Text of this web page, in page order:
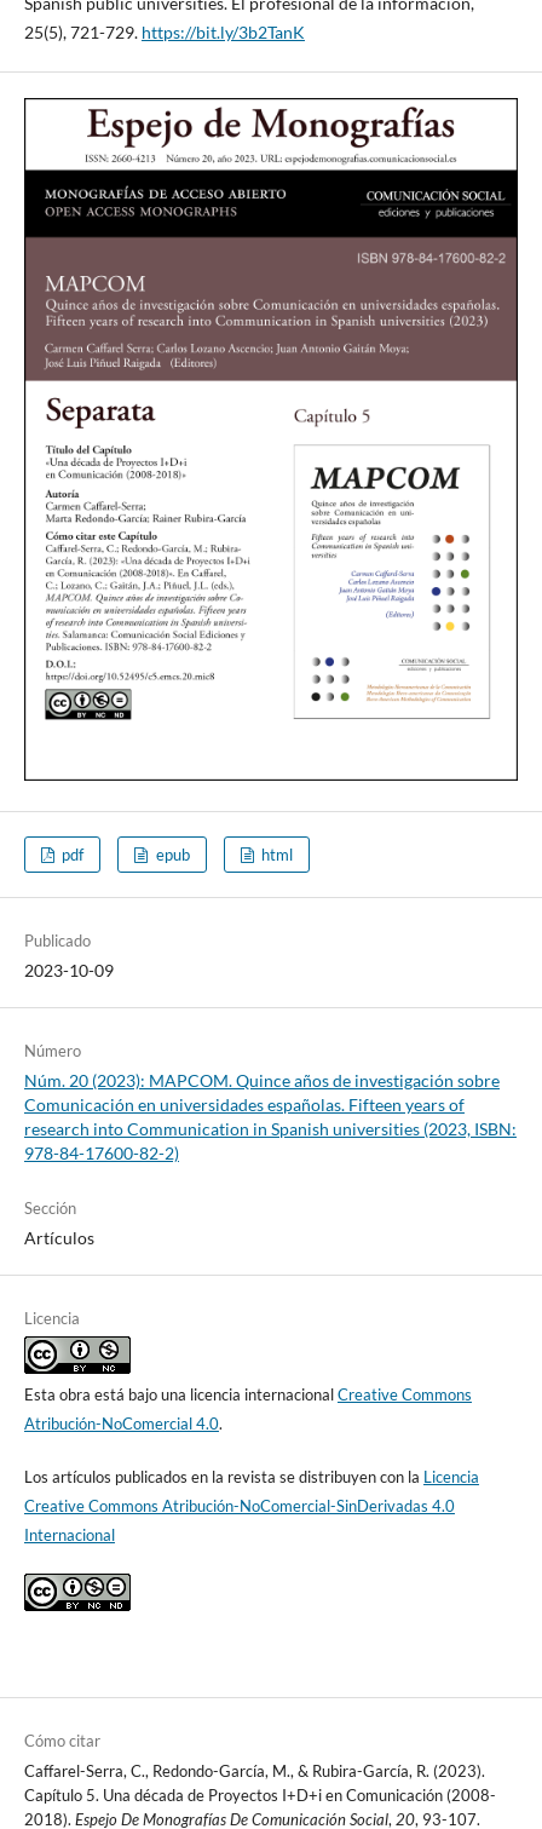
25(5), 721-729. https://bit.ly/3b2TanK
pdf epub html
Publicado
2023-10-09
Número
Núm. 20 (2023): MAPCOM. Quince años de investigación sobre
Comunicación en universidades españolas. Fifteen years of
research into Communication in Spanish universities (2023, ISBN:
978-84-17600-82-2)
Sección
Artículos
Licencia
Esta obra está bajo una licencia internacionalCreative Commons
Atribución-NoComercial 4.0.
Los artículos publicados en la revista se distribuyen con la Licencia
Creative Commons Atribución-NoComercial-SinDerivadas 4.0
Internacional
Cómo citar
Caffarel-Serra, C., Redondo-García, M., & Rubira-García, R. (2023).
Capítulo 5. Una década de Proyectos I+D+i en Comunicación (2008-
2018). Espejo De Monografías De Comunicación Social, 20, 93-107.